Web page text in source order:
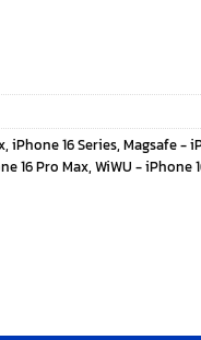
, iPhone 16 Series, Magsafe -
16 Pro Max, WiWU - iPhone
Pro - เคส iPhone